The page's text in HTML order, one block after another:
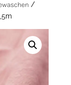
/